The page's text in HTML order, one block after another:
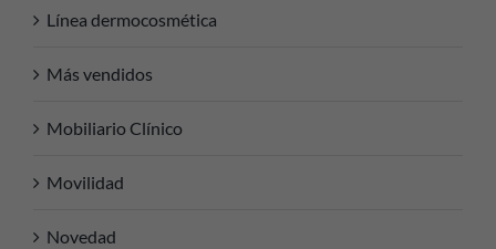
Línea dermocosmética
Más vendidos
Mobiliario Clínico
Movilidad
Novedad